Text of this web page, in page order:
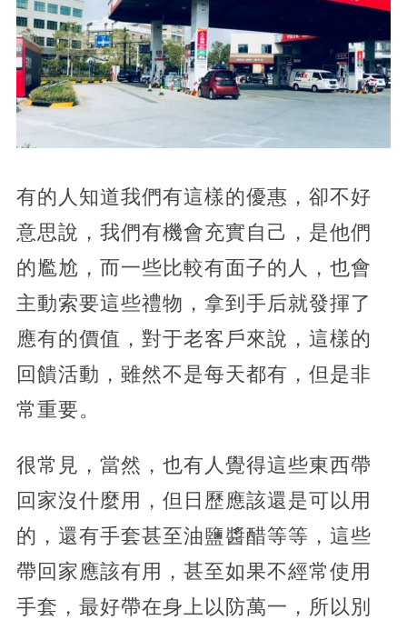
有的人知道我們有這樣的優惠，卻不好
意思說，我們有機會充實自己，是他們
的尷尬，而一些比較有面子的人，也會
主動索要這些禮物，拿到手后就發揮了
應有的價值，對于老客戶來說，這樣的
回饋活動，雖然不是每天都有，但是非
常重要。
很常見，當然，也有人覺得這些東西帶
回家沒什麼用，但日歷應該還是可以用
的，還有手套甚至油鹽醬醋等等，這些
帶回家應該有用，甚至如果不經常使用
手套，最好帶在身上以防萬一，所以別